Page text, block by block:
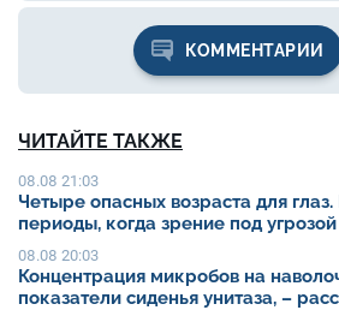
КОММЕНТАРИИ
ЧИТАЙТЕ ТАКЖЕ
08.08 21:03
Четыре опасных возраста для
периоды, когда зрение под угрозой
08.08 20:03
Концентрация микробов на
показатели сиденья унитаза, –